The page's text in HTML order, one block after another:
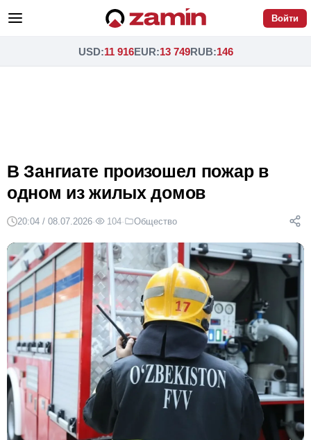
Войти
USD:11 916EUR:13 749RUB:146
В Зангиате произошел пожар в
одном из жилых домов
20:04 / 08.07.2026· 104· Общество